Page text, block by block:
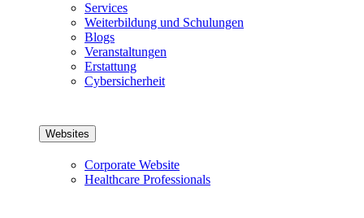
Services
Weiterbildung und Schulungen
Blogs
Veranstaltungen
Erstattung
Cybersicherheit
Websites
Corporate Website
Healthcare Professionals